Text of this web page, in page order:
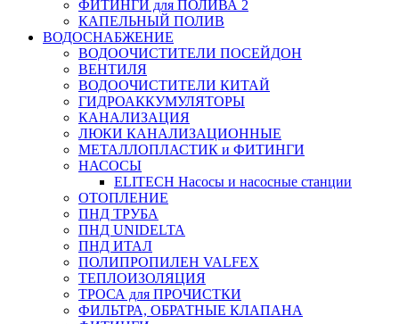
ФИТИНГИ для ПОЛИВА 2
КАПЕЛЬНЫЙ ПОЛИВ
ВОДОСНАБЖЕНИЕ
ВОДООЧИСТИТЕЛИ ПОСЕЙДОН
ВЕНТИЛЯ
ВОДООЧИСТИТЕЛИ КИТАЙ
ГИДРОАККУМУЛЯТОРЫ
КАНАЛИЗАЦИЯ
ЛЮКИ КАНАЛИЗАЦИОННЫЕ
МЕТАЛЛОПЛАСТИК и ФИТИНГИ
НАСОСЫ
ELITECH Насосы и насосные станции
ОТОПЛЕНИЕ
ПНД ТРУБА
ПНД UNIDELTA
ПНД ИТАЛ
ПОЛИПРОПИЛЕН VALFEX
ТЕПЛОИЗОЛЯЦИЯ
ТРОСА для ПРОЧИСТКИ
ФИЛЬТРА, ОБРАТНЫЕ КЛАПАНА